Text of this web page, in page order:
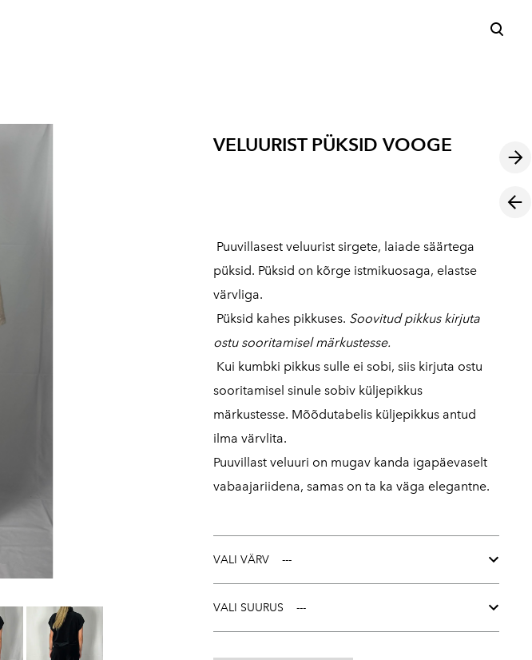
VELUURIST PÜKSID VOOGE
Puuvillasest veluurist sirgete, laiade säärtega
püksid. Püksid on kõrge istmikuosaga, elastse
värvliga.
Püksid kahes pikkuses. Soovitud pikkus kirjuta
ostu sooritamisel märkustesse.
Kui kumbki pikkus sulle ei sobi, siis kirjuta ostu
sooritamisel sinule sobiv küljepikkus
märkustesse. Mõõdutabelis küljepikkus antud
ilma värvlita.
Puuvillast veluuri on mugav kanda igapäevaselt
vabaajariidena, samas on ta ka väga elegantne.
VALI VÄRV
VALI SUURUS